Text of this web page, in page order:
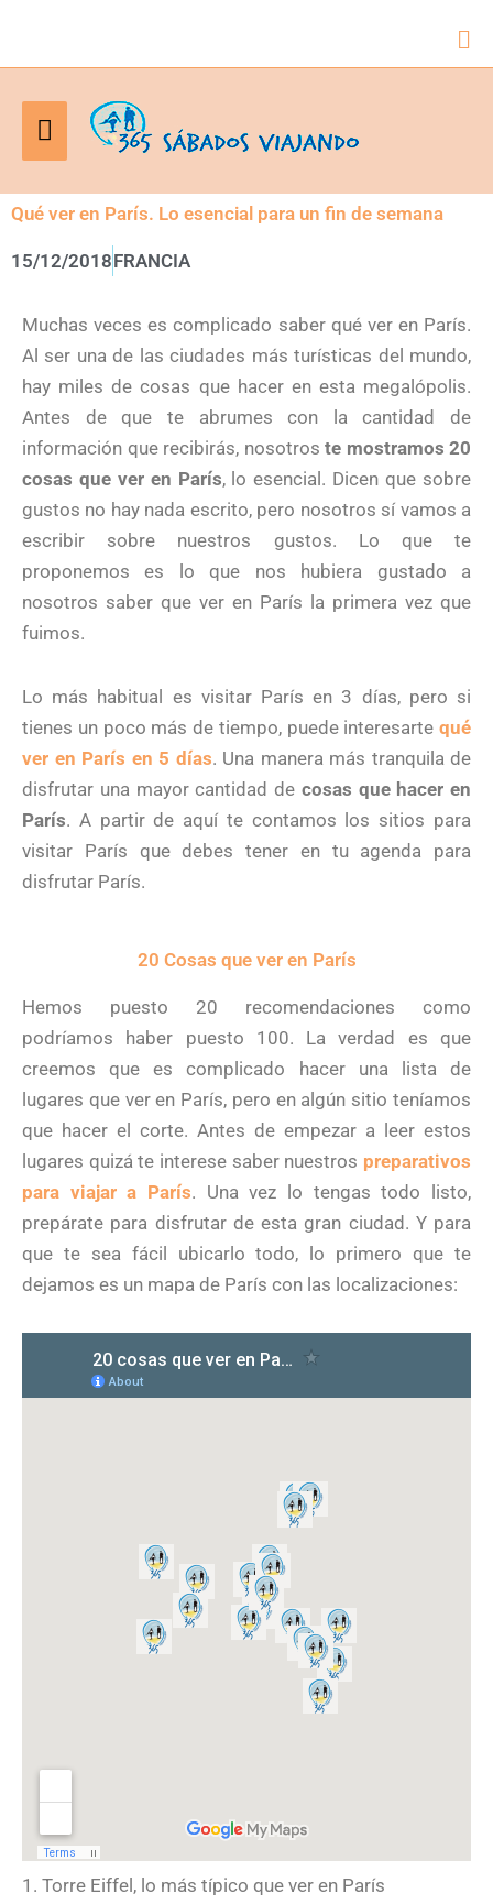
Menú
principal
Qué ver en París. Lo esencial para un fin de semana
15/12/2018FRANCIA
Muchas veces es complicado saber qué ver en París.
Al ser una de las ciudades más turísticas del mundo,
hay miles de cosas que hacer en esta megalópolis.
Antes de que te abrumes con la cantidad de
información que recibirás, nosotros te mostramos 20
cosas que ver en París, lo esencial. Dicen que sobre
gustos no hay nada escrito, pero nosotros sí vamos a
escribir sobre nuestros gustos. Lo que te
proponemos es lo que nos hubiera gustado a
nosotros saber que ver en París la primera vez que
fuimos.
Lo más habitual es visitar París en 3 días, pero si
tienes un poco más de tiempo, puede interesarte qué
ver en París en 5 días. Una manera más tranquila de
disfrutar una mayor cantidad de cosas que hacer en
París. A partir de aquí te contamos los sitios para
visitar París que debes tener en tu agenda para
disfrutar París.
20 Cosas que ver en París
Hemos puesto 20 recomendaciones como
podríamos haber puesto 100. La verdad es que
creemos que es complicado hacer una lista de
lugares que ver en París, pero en algún sitio teníamos
que hacer el corte. Antes de empezar a leer estos
lugares quizá te interese saber nuestros preparativos
para viajar a París. Una vez lo tengas todo listo,
prepárate para disfrutar de esta gran ciudad. Y para
que te sea fácil ubicarlo todo, lo primero que te
dejamos es un mapa de París con las localizaciones:
1. Torre Eiffel, lo más típico que ver en París